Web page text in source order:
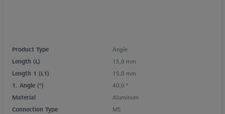
Product Type
Angle
Length (L)
15,0 mm
Length 1 (L1)
15,0 mm
1. Angle (°)
40,0 °
Material
Aluminum
Connection Type
M5